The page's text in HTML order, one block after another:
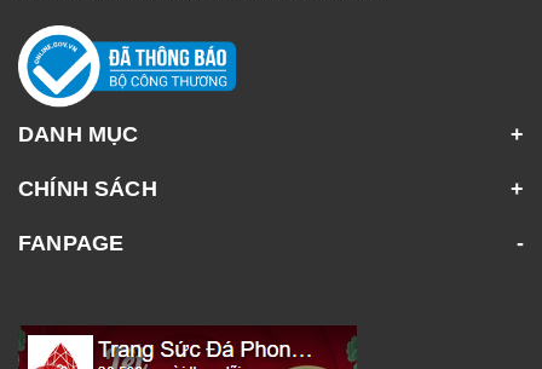
DANH MỤC
CHÍNH SÁCH
FANPAGE